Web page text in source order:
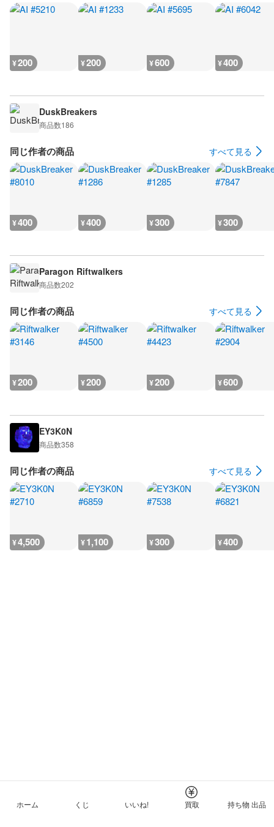
¥200 ¥200 ¥600 ¥400
DuskBreakers
商品数186
同じ作者の商品 すべて見る
¥400 ¥400 ¥300 ¥300
Paragon Riftwalkers
商品数202
同じ作者の商品 すべて見る
¥200 ¥200 ¥200 ¥600
EY3K0N
商品数358
同じ作者の商品 すべて見る
¥4,500 ¥1,100 ¥300 ¥400
ホーム くじ いいね! 買取 持ち物 出品